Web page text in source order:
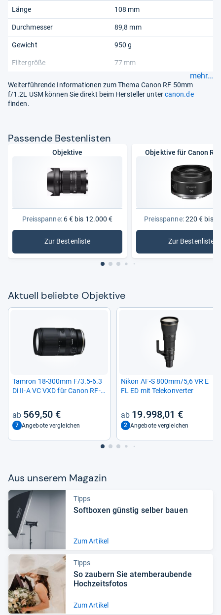
Länge 108 mm
Durchmesser 89,8 mm
Gewicht 950 g
Filtergröße 77 mm
mehr...
Weiterführende Informationen zum Thema Canon RF 50mm
f/1.2L USM können Sie direkt beim Hersteller untercanon.de
finden.
Pas­sende Bes­ten­lis­ten
Objektive
Preisspanne:6 € bis 12.000 €
Zur Bestenliste
: Objektive
Objektive für Canon R-
Preisspanne:220 € bis
Zur Bestenliste
:
Aktu­ell beliebte Objek­tive
Tam­ron 18-​300mm F/3.5-​6.3
Di II-​A VC VXD für Canon RF-​
569,50 €
7 Angebote vergleichen
Nikon AF-​S 800mm/5,6 VR E
FL ED mit Tele­kon­ver­ter
19.998,01 €
2 Angebote vergleichen
Aus unse­rem Maga­zin
Tipps
Soft­bo­xen güns­tig sel­ber bauen
Zum Artikel
Tipps
So zau­bern Sie atem­be­rau­bende
Hoch­zeits­fo­tos
Zum Artikel